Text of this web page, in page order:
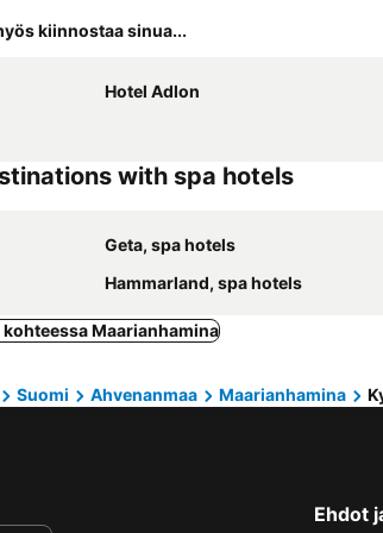
kiinnostaa sinua...
Hotel Adlon
with spa hotels
Geta, spa hotels
Hammarland, spa hotels
Maarianhamina
Suomi Ahvenanmaa Maarianhamina
Ehdot